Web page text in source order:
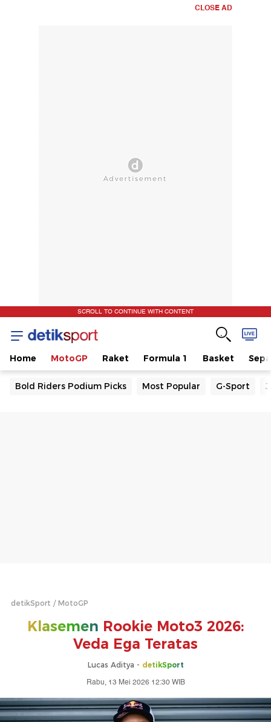
CLOSE AD
SCROLL TO CONTINUE WITH CONTENT
Home MotoGP Raket Formula 1 Basket
Bold Riders Podium Picks Most Popular G-Sport
detikSport MotoGP
Klasemen Rookie Moto3 2026:
Veda Ega Teratas
Lucas Aditya - detikSport
Rabu, 13 Mei 2026 12:30 WIB